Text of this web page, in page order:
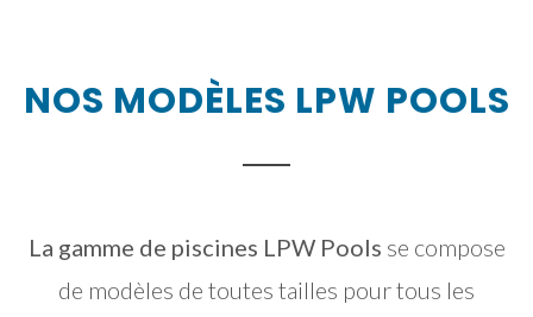
NOS MODÈLES LPW POOLS
La gamme de piscines LPW Pools se compose
de modèles de toutes tailles pour tous les